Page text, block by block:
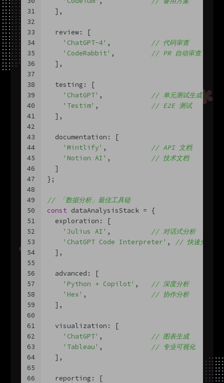
31
32
33
34
35
36
37
38
39
40
41
42
43
44
45
46
47
48
49
50
51
52
53
54
55
56
57
58
59
60
61
62
63
64
65
66
  ],
  review: [
'ChatGPT-4' ,
// 代码审查
'CodeRabbit' ,
// PR 自动审查
  ],
  testing: [
'ChatGPT' ,
// 单元测试生成
'Testim' ,
// E2E 测试
  ],
  documentation: [
'Mintlify' ,
// API 文档
'Notion AI' ,
// 技术文档
  ]
};
// 「数据分析」最佳工具链
const dataAnalysisStack = {
  exploration: [
'Julius AI' ,
// 对话式分析
'ChatGPT Code Interpreter' ,
// 快速分析
  ],
  advanced: [
'Python + Copilot' ,
// 深度分析
'Hex' ,
// 协作分析
  ],
  visualization: [
'ChatGPT' ,
// 图表生成
'Tableau' ,
// 专业可视化
  ],
  reporting: [